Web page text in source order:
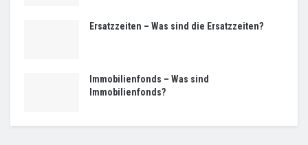
Ersatzzeiten – Was sind die Ersatzzeiten?
Immobilienfonds – Was sind
Immobilienfonds?